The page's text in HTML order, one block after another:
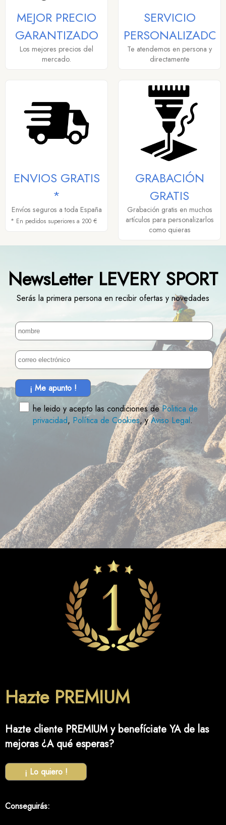
MEJOR PRECIO
GARANTIZADO
Los mejores precios del
mercado.
SERVICIO
PERSONALIZADO
Te atendemos en persona y
directamente
ENVIOS GRATIS
*
Envíos seguros a toda España
* En pedidos superiores a 200 €
GRABACIÓN
GRATIS
Grabación gratis en muchos
artículos para personalizarlos
como quieras
NewsLetter LEVERY SPORT
Serás la primera persona en recibir ofertas y novedades
¡ Me apunto !
he leido y acepto las condiciones dePolitica de
privacidad, Política de Cookies, yAviso Legal.
Hazte PREMIUM
Hazte cliente PREMIUM y benefíciate YA de las
mejoras ¿A qué esperas?
¡ Lo quiero !
Conseguirás: